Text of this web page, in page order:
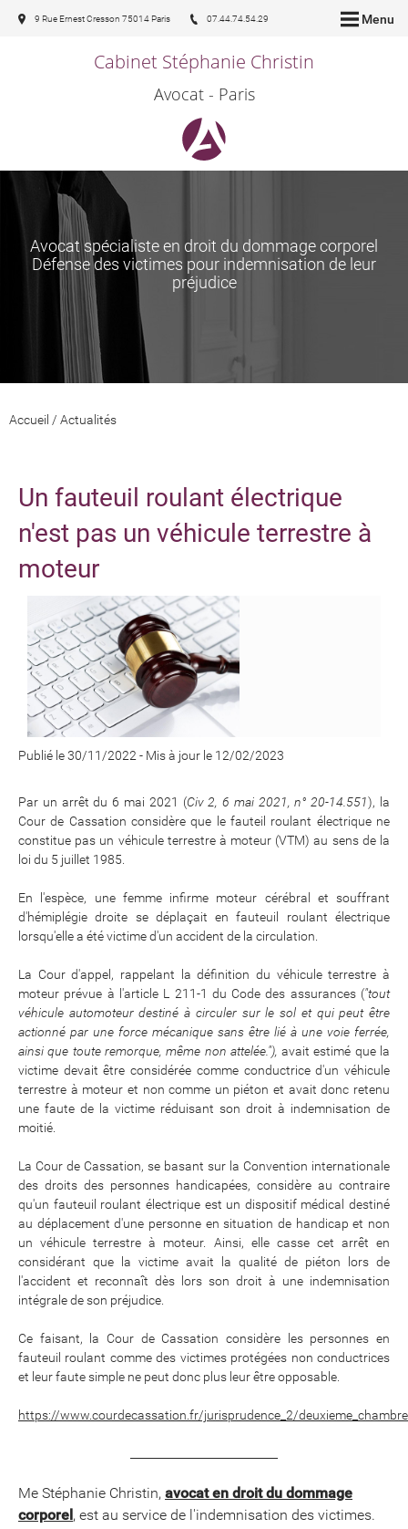
Menu
Cabinet Stéphanie Christin
Avocat - Paris
9 Rue Ernest Cresson 75014 Paris 07.44.74.54.29
Avocat spécialiste en droit du dommage corporel
Défense des victimes pour indemnisation de leur
préjudice
Accueil / Actualités
Un fauteuil roulant électrique
n'est pas un véhicule terrestre à
moteur
Publié le 30/11/2022 - Mis à jour le 12/02/2023
Par un arrêt du 6 mai 2021 (Civ 2, 6 mai 2021, n° 20-14.551), la
Cour de Cassation considère que le fauteil roulant électrique ne
constitue pas un véhicule terrestre à moteur (VTM) au sens de la
loi du 5 juillet 1985.
En l'espèce, une femme infirme moteur cérébral et souffrant
d'hémiplégie droite se déplaçait en fauteuil roulant électrique
lorsqu'elle a été victime d'un accident de la circulation.
La Cour d'appel, rappelant la définition du véhicule terrestre à
moteur prévue à l'article L 211-1 du Code des assurances ("tout
véhicule automoteur destiné à circuler sur le sol et qui peut être
actionné par une force mécanique sans être lié à une voie ferrée,
ainsi que toute remorque, même non attelée."),avait estimé que la
victime devait être considérée comme conductrice d'un véhicule
terrestre à moteur et non comme un piéton et avait donc retenu
une faute de la victime réduisant son droit à indemnisation de
moitié.
La Cour de Cassation, se basant sur la Convention internationale
des droits des personnes handicapées, considère au contraire
qu'un fauteuil roulant électrique est un dispositif médical destiné
au déplacement d'une personne en situation de handicap et non
un véhicule terrestre à moteur. Ainsi, elle casse cet arrêt en
considérant que la victime avait la qualité de piéton lors de
l'accident et reconnaît dès lors son droit à une indemnisation
intégrale de son préjudice.
Ce faisant, la Cour de Cassation considère les personnes en
fauteuil roulant comme des victimes protégées non conductrices
et leur faute simple ne peut donc plus leur être opposable.
https://www.courdecassation.fr/jurisprudence_2/
Me Stéphanie Christin, avocat en droit du dommage
corporel , est au service de l'indemnisation des victimes.